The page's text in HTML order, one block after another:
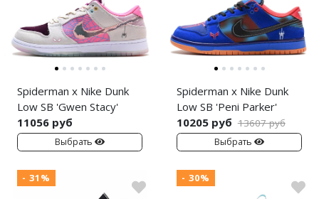
Spiderman x Nike Dunk
Low SB 'Gwen Stacy'
11056 руб
Выбрать
Spiderman x Nike Dunk
Low SB 'Peni Parker'
10205 руб 13607 руб
Выбрать
- 31% - 30%